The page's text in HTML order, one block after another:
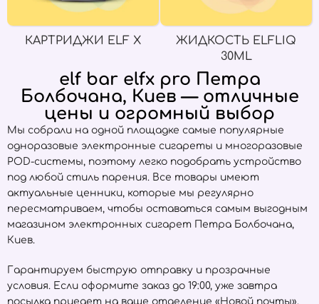
КАРТРИДЖИ ELF X
ЖИДКОСТЬ ELFLIQ
30ML
elf bar elfx pro Петра
Болбочана, Киев — отличные
цены и огромный выбор
Мы собрали на одной площадке самые популярные
одноразовые электронные сигареты и многоразовые
POD-системы, поэтому легко подобрать устройство
под любой стиль парения. Все товары имеют
актуальные ценники, которые мы регулярно
пересматриваем, чтобы оставаться самым выгодным
магазином электронных сигарет Петра Болбочана,
Киев.
Гарантируем быструю отправку и прозрачные
условия. Если оформите заказ до 19:00, уже завтра
посылка приедет на ваше отделение «Новой почты».